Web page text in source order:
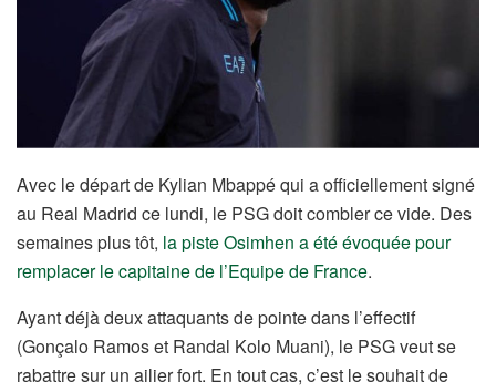
Avec le départ de Kylian Mbappé qui a officiellement signé
au Real Madrid ce lundi, le PSG doit combler ce vide. Des
semaines plus tôt, la piste Osimhen a été évoquée pour
remplacer le capitaine de l’Equipe de France.
Ayant déjà deux attaquants de pointe dans l’effectif
(Gonçalo Ramos et Randal Kolo Muani), le PSG veut se
rabattre sur un ailier fort. En tout cas, c’est le souhait de